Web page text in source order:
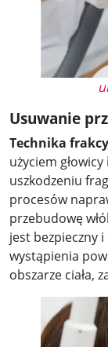
Usuwanie
Technika
użyciem głowicy
uszkodzeniu
procesów
przebudowę
jest bezpieczny
wystąpienia
obszarze ciała,